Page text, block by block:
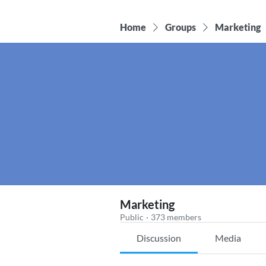
Home Groups Marketing
Marketing
Public · 373 members
Discussion Media